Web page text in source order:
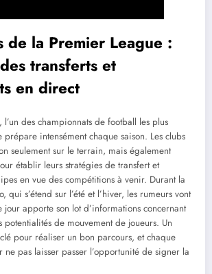
de la Premier League :
transferts et
en direct
l’un des championnats de football les plus
prépare intensément chaque saison. Les clubs
seulement sur le terrain, mais également
établir leurs stratégies de transfert et
en vue des compétitions à venir. Durant la
qui s’étend sur l’été et l’hiver, les rumeurs vont
jour apporte son lot d’informations concernant
potentialités de mouvement de joueurs. Un
pour réaliser un bon parcours, et chaque
pas laisser passer l’opportunité de signer la